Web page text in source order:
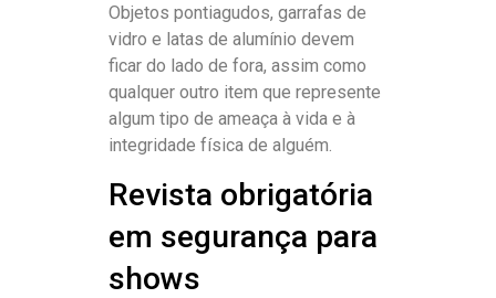
Objetos pontiagudos, garrafas de
vidro e latas de alumínio devem
ficar do lado de fora, assim como
qualquer outro item que represente
algum tipo de ameaça à vida e à
integridade física de alguém.
Revista obrigatória
em segurança para
shows